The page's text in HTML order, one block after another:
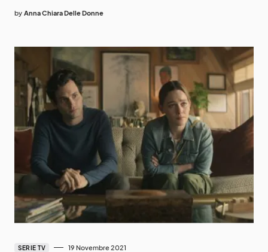
by Anna Chiara Delle Donne
SERIE TV 19 Novembre 2021